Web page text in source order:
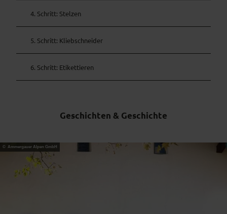
4. Schritt: Stelzen
5. Schritt: Kliebschneider
6. Schritt: Etikettieren
Geschichten & Geschichte
© Ammergauer Alpen GmbH